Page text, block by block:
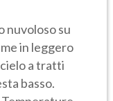
nuvoloso su
in leggero
a tratti
basso.